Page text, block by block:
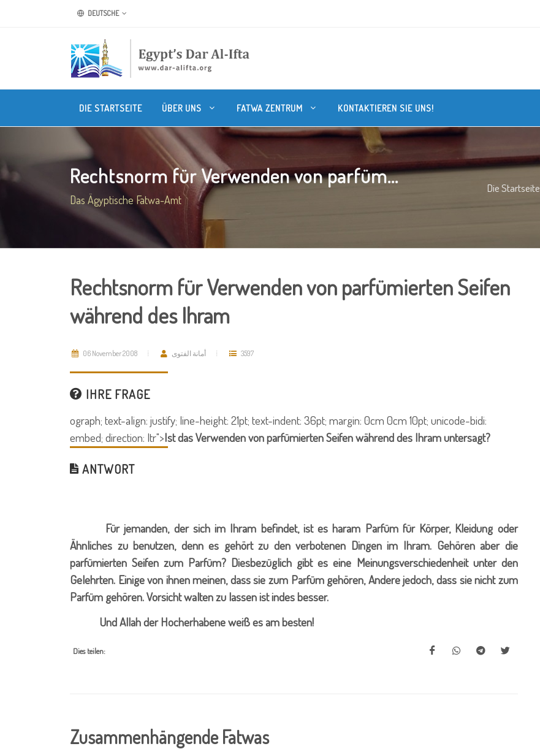
DEUTSCHE
DIE STARTSEITE ÜBER UNS FATWA ZENTRUM KONTAKTIEREN SIE UNS!
Rechtsnorm für Verwenden von parfüm...
Das Ägyptische Fatwa-Amt
Die Startseite
Rechtsnorm für Verwenden von parfümierten Seifen
während des Ihram
06 November 2008 أمانة الفتوى 3597
IHRE FRAGE
ograph; text-align: justify; line-height: 21pt; text-indent: 36pt; margin: 0cm 0cm 10pt; unicode-bidi:
embed; direction: ltr">Ist das Verwenden von parfümierten Seifen während des Ihram untersagt?
ANTWORT
Für jemanden, der sich im Ihram befindet, ist es haram Parfüm für Körper, Kleidung oder
Ähnliches zu benutzen, denn es gehört zu den verbotenen Dingen im Ihram. Gehören aber die
parfümierten Seifen zum Parfüm? Diesbezüglich gibt es eine Meinungsverschiedenheit unter den
Gelehrten. Einige von ihnen meinen, dass sie zum Parfüm gehören, Andere jedoch, dass sie nicht zum
Parfüm gehören. Vorsicht walten zu lassen ist indes besser.
Und Allah der Hocherhabene weiß es am besten!
Dies teilen:
Zusammenhängende Fatwas